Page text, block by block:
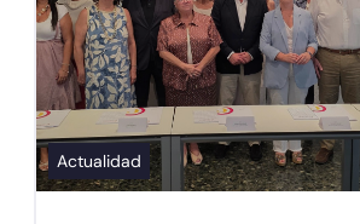
Actualidad